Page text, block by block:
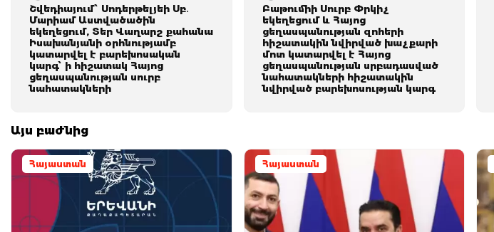
Շվեդիայում՝ Սոդերթելյեի Սբ․
Մարիամ Աստվածածին
եկեղեցում, Տեր Վաղարշ քահանա
Իսախանյանի օրհնությամբ
կատարվել է բարեխոսական
կարգ՝ ի հիշատակ Հայոց
ցեղասպանության սուրբ
նահատակների
Բաթումիի Սուրբ Փրկիչ
եկեղեցում և Հայոց
ցեղասպանության զոհերի
հիշատակին նվիրված խաչքարի
մոտ կատարվել է Հայոց
ցեղասպանության սրբադասված
նահատակների հիշատակին
նվիրված բարեխոսության կարգ
Այս բաժնից
Հայաստան Հայաստան